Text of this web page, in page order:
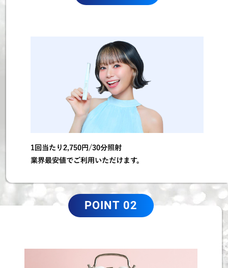
1回当たり2,750円/30分照射
業界最安値でご利用いただけます。
POINT 02